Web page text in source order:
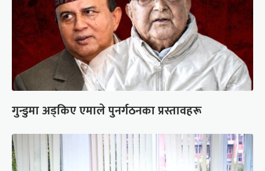
गुन्डुमा अड्किए एमाले पुनर्गठनका प्रस्तावहरू